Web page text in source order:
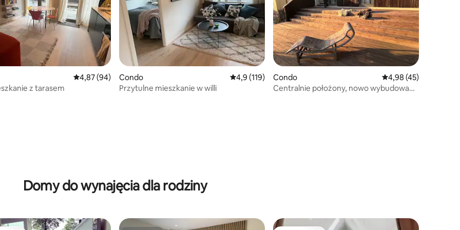
liczba recenzji: 45
Średnia ocena: 4,87 na 5, liczba recenzji: 94
4,87 (94)
z tarasem
Condo Średnia ocena: 4,9 na 5, liczba recenzji: 119
4,9 (119)
Przytulne mieszkanie w willi
Condo Średnia ocena: 4,98
4,98 (45)
Centralnie położony, nowo wybudowany
Domy do wynajęcia dla rodziny